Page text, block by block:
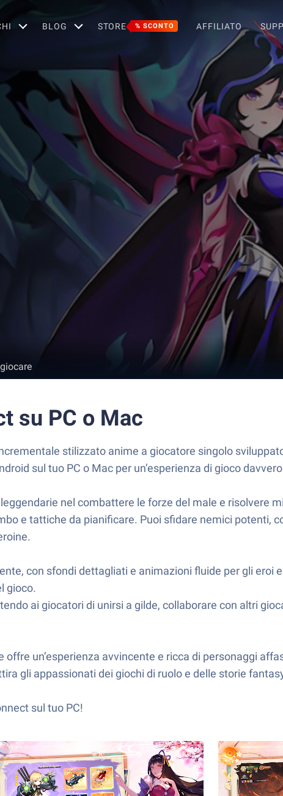
BLOG STORE % SCONTO AFFILIATO
su PC o Mac
stilizzato anime a giocatore singolo
sul tuo PC o Mac per un’esperienza di gioco
nel combattere le forze del male e risolvere
e tattiche da pianificare. Puoi sfidare nemici potenti,
con sfondi dettagliati e animazioni fluide per gli eroi
gioco.
ai giocatori di unirsi a gilde, collaborare con altri
offre un’esperienza avvincente e ricca di personaggi
gli appassionati dei giochi di ruolo e delle storie
sul tuo PC!